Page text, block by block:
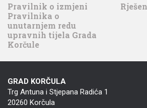
Pravilnik o izmjeni
Pravilnika o
unutarnjem redu
upravnih tijela Grada
Korčule
GRAD KORČULA
Trg Antuna i Stjepana Radića 1
20260 Korčula